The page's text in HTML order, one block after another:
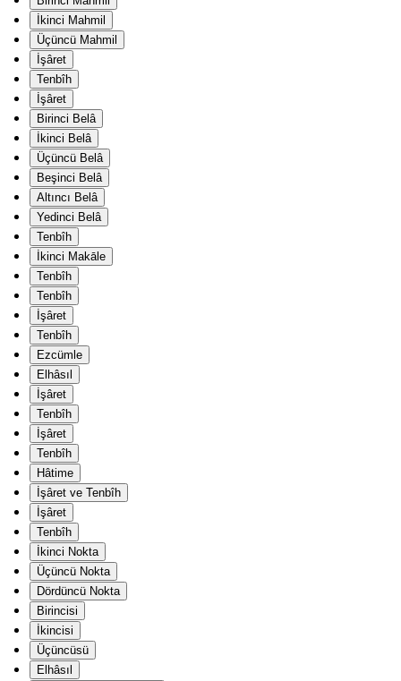
İkinci Mahmil
Üçüncü Mahmil
İşâret
Tenbîh
İşâret
Birinci Belâ
İkinci Belâ
Üçüncü Belâ
Beşinci Belâ
Altıncı Belâ
Yedinci Belâ
Tenbîh
İkinci Makāle
Tenbîh
Tenbîh
İşâret
Tenbîh
Ezcümle
Elhâsıl
İşâret
Tenbîh
İşâret
Tenbîh
Hâtime
İşâret ve Tenbîh
İşâret
Tenbîh
İkinci Nokta
Üçüncü Nokta
Dördüncü Nokta
Birincisi
İkincisi
Üçüncüsü
Elhâsıl